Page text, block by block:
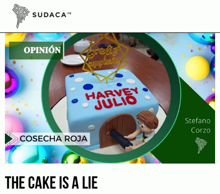
Skip
content
THE CAKE IS A LIE